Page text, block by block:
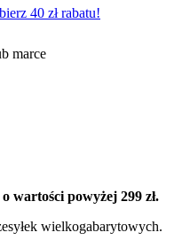
40 zł rabatu!
marce
wartości powyżej 299 zł.
wielkogabarytowych.